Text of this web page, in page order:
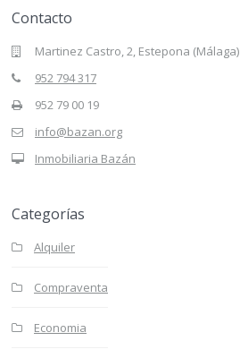
Contacto
Martinez Castro, 2, Estepona (Málaga)
952 794 317
952 79 00 19
info@bazan.org
Inmobiliaria Bazán
Categorías
Alquiler
Compraventa
Economia